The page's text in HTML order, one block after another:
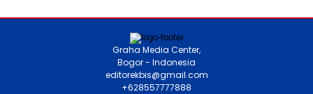
Graha Media Center,
Bogor - Indonesia
editorekbis@gmail.com
+628557777888